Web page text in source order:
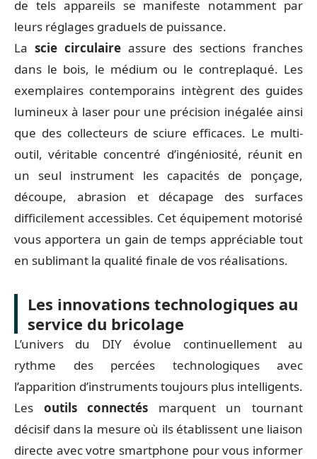
de tels appareils se manifeste notamment par
leurs réglages graduels de puissance.
La scie circulaireassure des sections franches
dans le bois, le médium ou le contreplaqué. Les
exemplaires contemporains intègrent des guides
lumineux à laser pour une précision inégalée ainsi
que des collecteurs de sciure efficaces. Le multi-
outil, véritable concentré d’ingéniosité, réunit en
un seul instrument les capacités de ponçage,
découpe, abrasion et décapage des surfaces
difficilement accessibles. Cet équipement motorisé
vous apportera un gain de temps appréciable tout
en sublimant la qualité finale de vos réalisations.
Les innovations technologiques au
service du bricolage
L’univers du DIY évolue continuellement au
rythme des percées technologiques avec
l’apparition d’instruments toujours plus intelligents.
Les outils connectés marquent un tournant
décisif dans la mesure où ils établissent une liaison
directe avec votre smartphone pour vous informer